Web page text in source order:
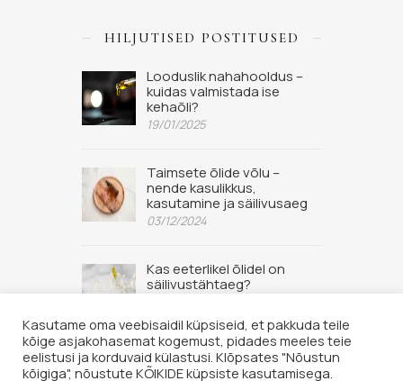
HILJUTISED POSTITUSED
Looduslik nahahooldus –
kuidas valmistada ise
kehaõli?
19/01/2025
Taimsete õlide võlu –
nende kasulikkus,
kasutamine ja säilivusaeg
03/12/2024
Kas eeterlikel õlidel on
säilivustähtaeg?
Kasutame oma veebisaidil küpsiseid, et pakkuda teile
kõige asjakohasemat kogemust, pidades meeles teie
eelistusi ja korduvaid külastusi. Klõpsates "Nõustun
kõigiga", nõustute KÕIKIDE küpsiste kasutamisega.